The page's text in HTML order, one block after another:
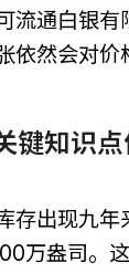
流通白银有
然会对价
键知识点
存出现九年
万盎司。